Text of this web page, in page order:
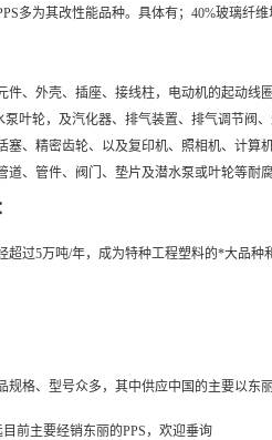
多为其改性能品种。具体有；40%玻璃纤维
件、外壳、插座、接线柱，电动机的起动
叶轮，及汽化器、排气装置、排气调节阀
、精密齿轮、以及复印机、照相机、计算
、管件、阀门、垫片及潜水泵或叶轮等耐腐
超过5万吨/年，成为特种工程塑料的*大品
规格、型号众多，其中供应中国的主要以东
前主要经销东丽的PPS，欢迎垂询